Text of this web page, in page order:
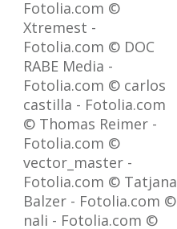
Fotolia.com ©
Xtremest -
Fotolia.com © DOC
RABE Media -
Fotolia.com © carlos
castilla - Fotolia.com
© Thomas Reimer -
Fotolia.com ©
vector_master -
Fotolia.com © Tatjana
Balzer - Fotolia.com ©
nali - Fotolia.com ©